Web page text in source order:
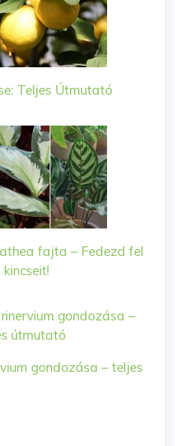
Teljes Útmutató
fajta – Fedezd fel
gondozása – teljes